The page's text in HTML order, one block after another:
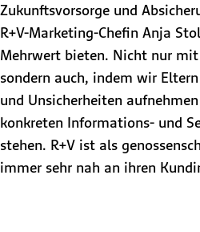
Zukunftsvorsorge und
R+V-Marketing-Chefin Anja
Mehrwert bieten. Nicht nur mit
sondern auch, indem wir
und Unsicherheiten
konkreten Informations- und
stehen. R+V ist als
immer sehr nah an ihren